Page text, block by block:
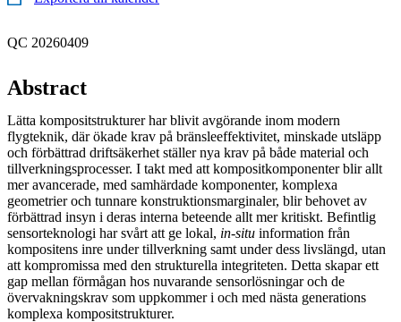
QC 20260409
Abstract
Lätta kompositstrukturer har blivit avgörande inom modern
flygteknik, där ökade krav på bränsleeffektivitet, minskade utsläpp
och förbättrad driftsäkerhet ställer nya krav på både material och
tillverkningsprocesser. I takt med att kompositkomponenter blir allt
mer avancerade, med samhärdade komponenter, komplexa
geometrier och tunnare konstruktionsmarginaler, blir behovet av
förbättrad insyn i deras interna beteende allt mer kritiskt. Befintlig
sensorteknologi har svårt att ge lokal, in-situ information från
kompositens inre under tillverkning samt under dess livslängd, utan
att kompromissa med den strukturella integriteten. Detta skapar ett
gap mellan förmågan hos nuvarande sensorlösningar och de
övervakningskrav som uppkommer i och med nästa generations
komplexa kompositstrukturer.